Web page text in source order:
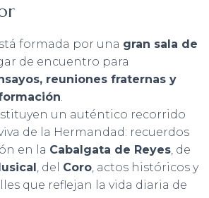
formada por una gran sala de
de encuentro para
reuniones fraternas y
.
un auténtico recorrido
de la Hermandad: recuerdos
en la Cabalgata de Reyes, de
, del Coro, actos históricos y
que reflejan la vida diaria de